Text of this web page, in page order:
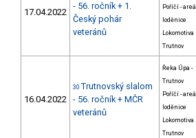
17.04.2022
- 56. ročník + 1.
Český pohár
veteránů
Poříčí - areál
loděnice
Lokomotiva
Trutnov
16.04.2022
30 Trutnovský slalom
- 56. ročník + MČR
veteránů
Řeka Úpa -
Trutnov
Poříčí - areál
loděnice
Lokomotiva
Trutnov